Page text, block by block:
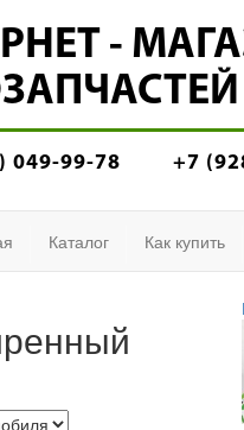
-
049-99-78
+7
Каталог Как купить